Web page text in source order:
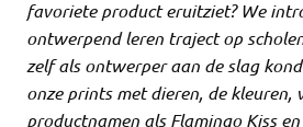
favoriete product eruitziet? We
ontwerpend leren traject op
zelf als ontwerper aan de slag
onze prints met dieren, de kleuren,
productnamen als Flamingo Kiss